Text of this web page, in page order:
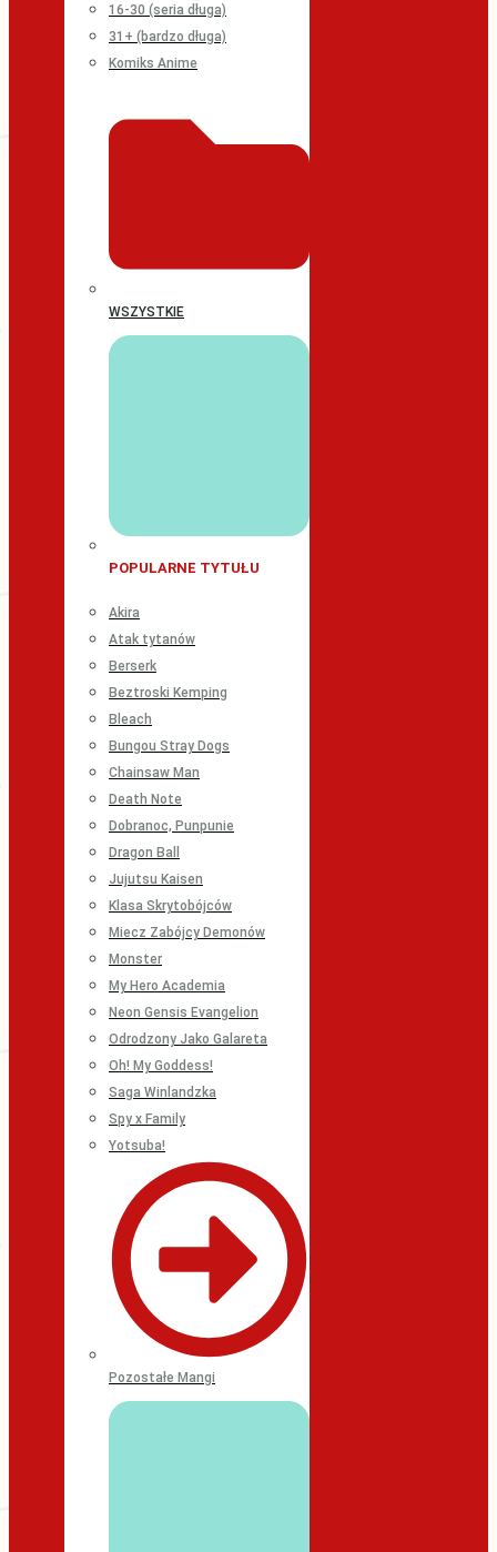
16-30 (seria długa)
31+ (bardzo długa)
Komiks Anime
WSZYSTKIE
POPULARNE TYTUŁU
Akira
Atak tytanów
Berserk
Beztroski Kemping
Bleach
Bungou Stray Dogs
Chainsaw Man
Death Note
Dobranoc, Punpunie
Dragon Ball
Jujutsu Kaisen
Klasa Skrytobójców
Miecz Zabójcy Demonów
Monster
My Hero Academia
Neon Gensis Evangelion
Odrodzony Jako Galareta
Oh! My Goddess!
Saga Winlandzka
Spy x Family
Yotsuba!
Pozostałe Mangi